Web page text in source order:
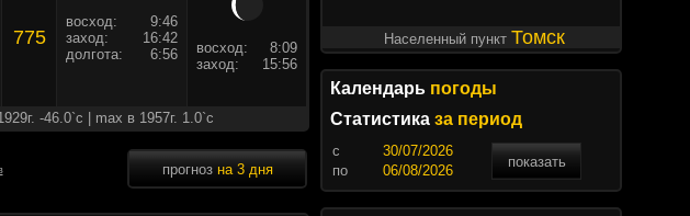
775
восход:
9:46
заход:
16:42
долгота:
6:56 восход:
8:09
заход:
15:56
-46.0`c | max в 1957г. 1.0`c
прогноз на 3 дня
Населенный пункт Томск
Календарь погоды
Статистика за период
c
показать
по